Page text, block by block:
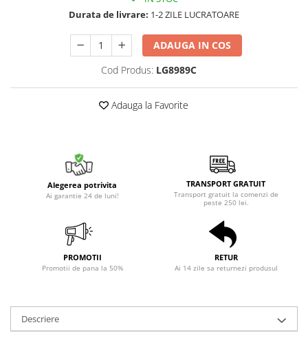
Durata de livrare: 1-2 ZILE LUCRATOARE
ADAUGA IN COS
Cod Produs: LG8989C
Adauga la Favorite
Alegerea potrivita
Ai garantie 24 de luni!
TRANSPORT GRATUIT
Transport gratuit la comenzi de
peste 250 lei.
PROMOTII
Promotii de pana la 50%
RETUR
Ai 14 zile sa returnezi produsul
Descriere